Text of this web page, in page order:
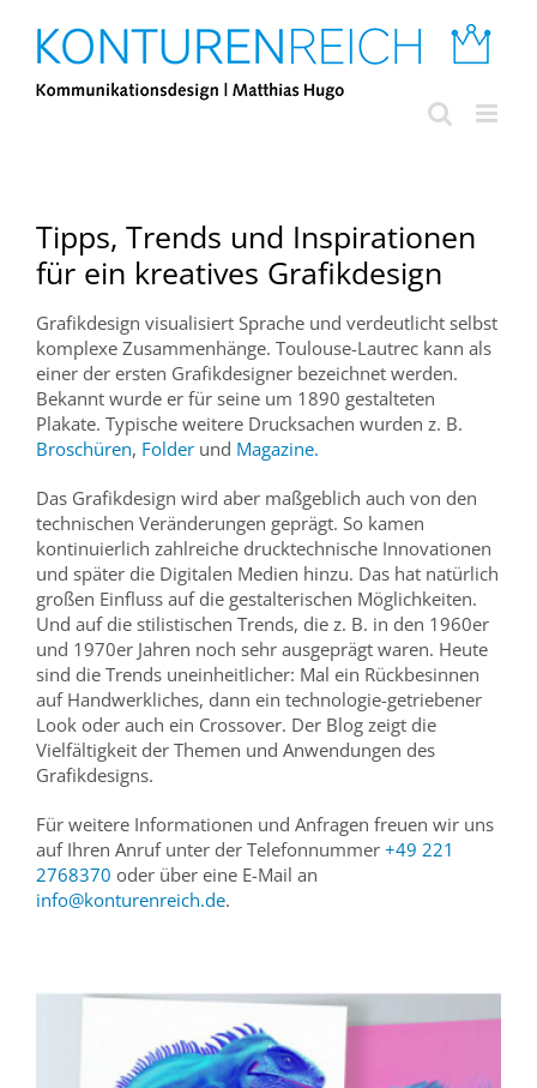
Inhalt
springen
Tipps, Trends und Inspirationen
für ein kreatives Grafikdesign
Grafikdesign visualisiert Sprache und verdeutlicht selbst
komplexe Zusammenhänge. Toulouse-Lautrec kann als
einer der ersten Grafikdesigner bezeichnet werden.
Bekannt wurde er für seine um 1890 gestalteten
Plakate. Typische weitere Drucksachen wurden z. B.
Broschüren, Folder und Magazine.
Das Grafikdesign wird aber maßgeblich auch von den
technischen Veränderungen geprägt. So kamen
kontinuierlich zahlreiche drucktechnische Innovationen
und später die Digitalen Medien hinzu. Das hat natürlich
großen Einfluss auf die gestalterischen Möglichkeiten.
Und auf die stilistischen Trends, die z. B. in den 1960er
und 1970er Jahren noch sehr ausgeprägt waren. Heute
sind die Trends uneinheitlicher: Mal ein Rückbesinnen
auf Handwerkliches, dann ein technologie-getriebener
Look oder auch ein Crossover. Der Blog zeigt die
Vielfältigkeit der Themen und Anwendungen des
Grafikdesigns.
Für weitere Informationen und Anfragen freuen wir uns
auf Ihren Anruf unter der Telefonnummer +49 221
2768370 oder über eine E-Mail an
info@konturenreich.de.